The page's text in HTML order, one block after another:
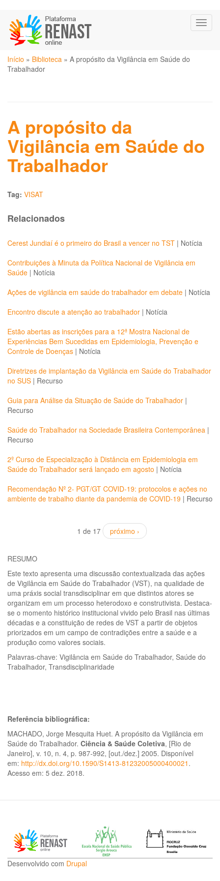
para
conteúdo
principal
Você
está
Início » Biblioteca » A propósito da Vigilância em Saúde do
Trabalhador
A propósito da
Vigilância em Saúde do
Trabalhador
Tag: VISAT
Relacionados
Cerest Jundiaí é o primeiro do Brasil a vencer no TST | Notícia
Contribuições à Minuta da Política Nacional de Vigilância em
Saúde | Notícia
Ações de vigilância em saúde do trabalhador em debate | Notícia
Encontro discute a atenção ao trabalhador | Notícia
Estão abertas as inscrições para a 12ª Mostra Nacional de
Experiências Bem Sucedidas em Epidemiologia, Prevenção e
Controle de Doenças | Notícia
Diretrizes de implantação da Vigilância em Saúde do Trabalhador
no SUS | Recurso
Guia para Análise da Situação de Saúde do Trabalhador |
Recurso
Saúde do Trabalhador na Sociedade Brasileira Contemporânea |
Recurso
2º Curso de Especialização à Distância em Epidemiologia em
Saúde do Trabalhador será lançado em agosto | Notícia
Recomendação Nº 2- PGT/GT COVID-19: protocolos e ações no
ambiente de trabalho diante da pandemia de COVID-19 | Recurso
1 de 17 próximo ›
RESUMO
Este texto apresenta uma discussão contextualizada das ações
de Vigilância em Saúde do Trabalhador (VST), na qualidade de
uma práxis social transdisciplinar em que distintos atores se
organizam em um processo heterodoxo e construtivista. Destaca-
se o momento histórico institucional vivido pelo Brasil nas últimas
décadas e a constituição de redes de VST a partir de objetos
priorizados em um campo de contradições entre a saúde e a
produção como valores sociais.
Palavras-chave: Vigilância em Saúde do Trabalhador, Saúde do
Trabalhador, Transdisciplinaridade
Referência bibliográfica:
MACHADO, Jorge Mesquita Huet. A propósito da Vigilância em
Saúde do Trabalhador. Ciência & Saúde Coletiva, [Rio de
Janeiro], v. 10, n. 4, p. 987-992, [out./dez.] 2005. Disponível
em: http://dx.doi.org/10.1590/S1413-81232005000400021 .
Acesso em: 5 dez. 2018.
Desenvolvido com Drupal